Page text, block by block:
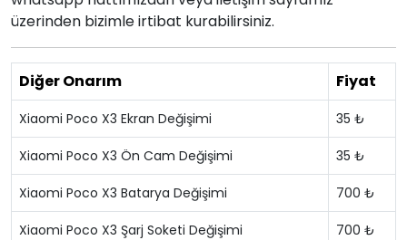
üzerinden bizimle irtibat kurabilirsiniz.
Diğer Onarım Fiyat
Xiaomi Poco X3 Ekran Değişimi 35 ₺
Xiaomi Poco X3 Ön Cam Değişimi 35 ₺
Xiaomi Poco X3 Batarya Değişimi 700 ₺
Xiaomi Poco X3 Şarj Soketi Değişimi 700 ₺